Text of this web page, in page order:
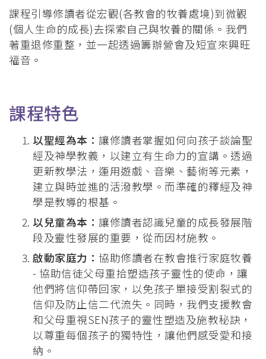
課程引導修讀者從宏觀(各教會的牧養處境)到微觀
(個人生命的成長)去探索自己與牧養的關係。我們
著重退修重整，並一起透過籌辦營會及短宣來興旺
福音。
課程特色
以聖經為本： 讓修讀者掌握如何向孩子談論聖
經及神學教義，以建立有生命力的宣講。透過
更新教學法，運用遊戲、音樂、藝術等元素，
建立與時並進的活潑教學。而準確的釋經及神
學是教導的根基。
以兒童為本： 讓修讀者認識兒童的成長發展階
段及靈性發展的重要，從而因材施教。
啟動家庭力： 協助修讀者在教會推行家庭牧養
- 協助信徒父母重拾塑造孩子靈性的使命，讓
他們將信仰帶回家，以免孩子單接受割裂式的
信仰及防止信二代流失。同時，我們支援教會
和父母重視SEN孩子的靈性塑造及施教秘訣，
以尊重每個孩子的獨特性，讓他們感受愛和接
納。